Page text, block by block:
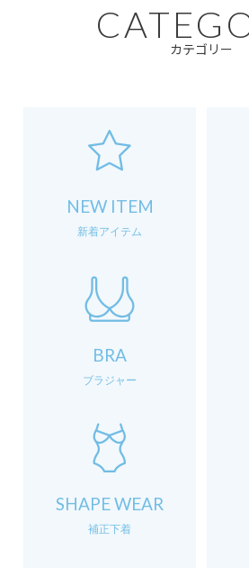
カテゴリー
NEW ITEM
新着アイテム
BRA
ブラジャー
SHAPE WEAR
補正下着